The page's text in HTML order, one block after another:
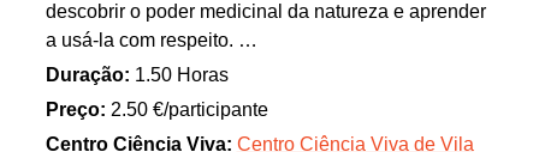
descobrir o poder medicinal da natureza e aprender
a usá‑la com respeito.
No Parque Biológico de Gaia, cada folha conta uma
história de cura e sustentabilidade.
Duração: 1.50 Horas
Preço: 2.50 €/participante
Centro Ciência Viva: Centro Ciência Viva de Vila